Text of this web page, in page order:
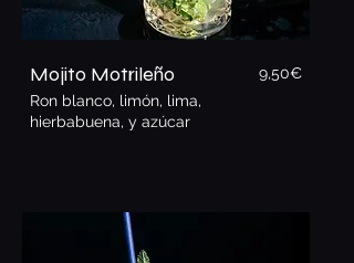
Mojito Motrileño
9,50€
Ron blanco, limón, lima,
hierbabuena, y azúcar